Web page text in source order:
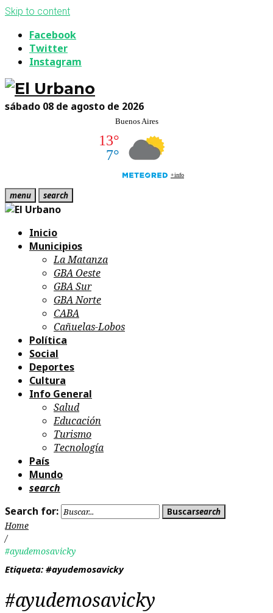
Skip to content
Facebook
Twitter
Instagram
sábado 08 de agosto de 2026
menu search
Inicio
Municipios
La Matanza
GBA Oeste
GBA Sur
GBA Norte
CABA
Cañuelas-Lobos
Política
Social
Deportes
Cultura
Info General
Salud
Educación
Turismo
Tecnología
País
Mundo
search
Search for:
Buscarsearch
Home
/
#ayudemosavicky
Etiqueta: #ayudemosavicky
#ayudemosavicky